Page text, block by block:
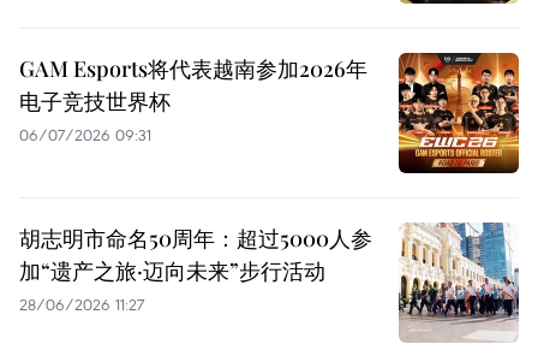
GAM Esports将代表越南参加2026年
电子竞技世界杯
06/07/2026 09:31
胡志明市命名50周年：超过5000人参
加“遗产之旅·迈向未来”步行活动
28/06/2026 11:27